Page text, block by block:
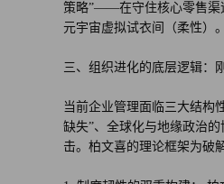
策略”——在守住核心零售渠
元宇宙虚拟试衣间（柔性）。
三、组织进化的底层逻辑：
当前企业管理面临三大结构
缺失”、全球化与地缘政治
击。柏文喜的理论框架为破